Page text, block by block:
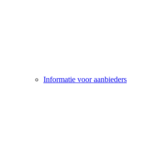
Informatie voor aanbieders